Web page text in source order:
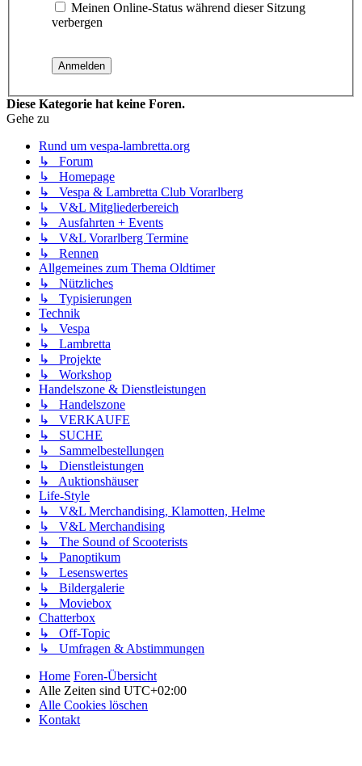
Meinen Online-Status während dieser Sitzung
verbergen
Diese Kategorie hat keine Foren.
Gehe zu
Rund um vespa-lambretta.org
↳ Forum
↳ Homepage
↳ Vespa & Lambretta Club Vorarlberg
↳ V&L Mitgliederbereich
↳ Ausfahrten + Events
↳ V&L Vorarlberg Termine
↳ Rennen
Allgemeines zum Thema Oldtimer
↳ Nützliches
↳ Typisierungen
Technik
↳ Vespa
↳ Lambretta
↳ Projekte
↳ Workshop
Handelszone & Dienstleistungen
↳ Handelszone
↳ VERKAUFE
↳ SUCHE
↳ Sammelbestellungen
↳ Dienstleistungen
↳ Auktionshäuser
Life-Style
↳ V&L Merchandising, Klamotten, Helme
↳ V&L Merchandising
↳ The Sound of Scooterists
↳ Panoptikum
↳ Lesenswertes
↳ Bildergalerie
↳ Moviebox
Chatterbox
↳ Off-Topic
↳ Umfragen & Abstimmungen
Home Foren-Übersicht
Alle Zeiten sind UTC+02:00
Alle Cookies löschen
Kontakt